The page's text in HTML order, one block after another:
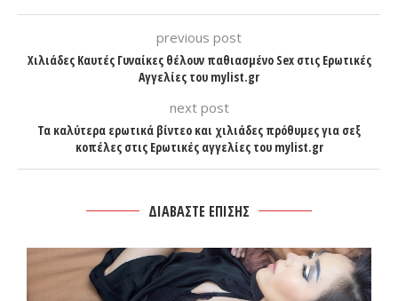
previous post
Χιλιάδες Καυτές Γυναίκες θέλουν παθιασμένο Sex στις Ερωτικές
Αγγελίες του mylist.gr
next post
Τα καλύτερα ερωτικά βίντεο και χιλιάδες πρόθυμες για σεξ
κοπέλες στις Ερωτικές αγγελίες του mylist.gr
ΔΙΑΒΑΣΤΕ ΕΠΙΣΗΣ